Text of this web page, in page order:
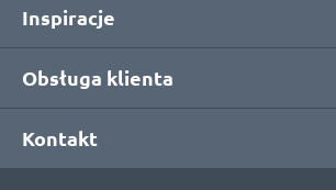
Inspiracje
Obsługa klienta
Kontakt